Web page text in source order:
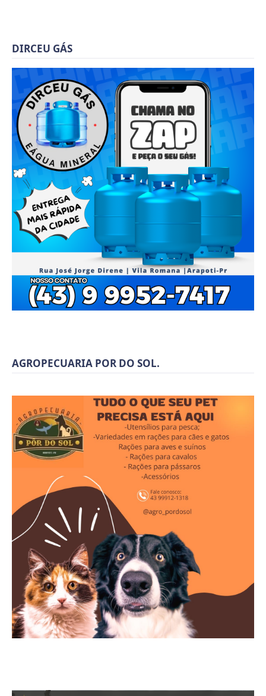
DIRCEU GÁS
AGROPECUARIA POR DO SOL.